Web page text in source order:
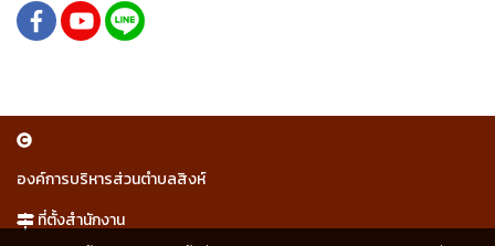
องค์การบริหารส่วนตำบลสิงห์
ที่ตั้งสำนักงาน